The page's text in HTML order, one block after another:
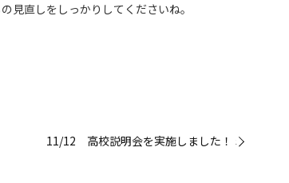
見直しをしっかりしてくださいね。
11/12 高校説明会を実施しました！ »